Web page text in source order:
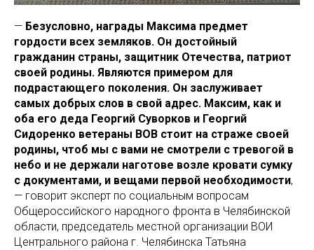
— Безусловно, награды Максима предмет
гордости всех земляков. Он достойный
гражданин страны, защитник Отечества, патриот
своей родины. Являются примером для
подрастающего поколения. Он заслуживает
самых добрых слов в свой адрес. Максим, как и
оба его деда Георгий Суворков и Георгий
Сидоренко ветераны ВОВ стоит на страже своей
родины, чтоб мы с вами не смотрели с тревогой в
небо и не держали наготове возле кровати сумку
с документами, и вещами первой необходимости,
— говорит эксперт по социальным вопросам
Общероссийского народного фронта в Челябинской
области, председатель местной организации ВОИ
Центрального района г. Челябинска Татьяна